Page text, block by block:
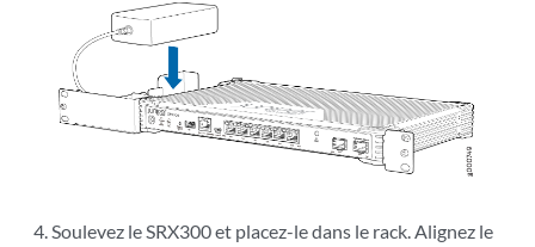
Soulevez le SRX300 et placez-le dans le rack. Alignez le